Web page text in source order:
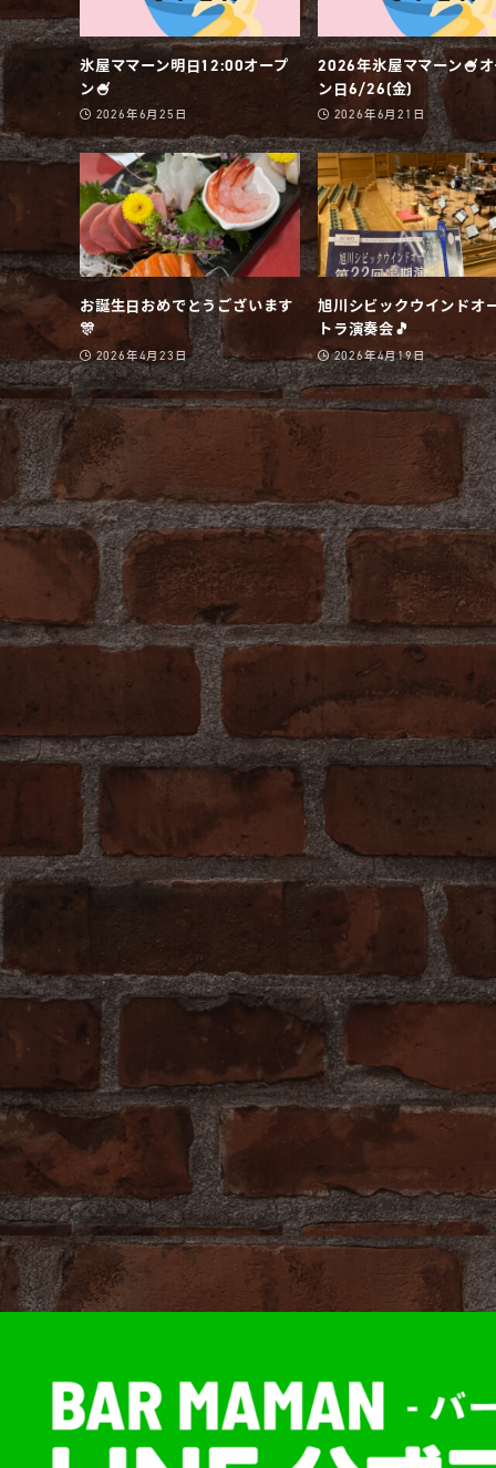
氷屋ママーン明日12:00オープ
ン🍧
2026年6月25日
2026年氷屋ママーン🍧
ン日6/26(金)
2026年6月21日
お誕生日おめでとうございます
🎊
2026年4月23日
旭川シビックウインドオ
トラ演奏会🎵
2026年4月19日